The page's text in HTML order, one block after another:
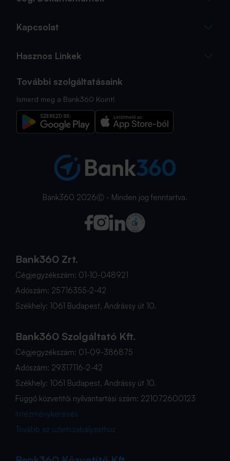
Kapcsolat
Hasznos Linkek
További szolgáltatásaink
Ismerd meg a Bank360 Koint!
Bank360 2026Ⓒ - Minden jog fenntartva.
Bank360 Zrt.
Cégjegyzékszám: 01-10-048921
Adószám: 25716355-2-42
Székhely: 1061 Budapest, Andrássy út 10.
Bank360 Szolgáltató Kft.
Cégjegyzékszám: 01-09-386875
Adószám: 29317116-2-42
Székhely: 1061 Budapest, Andrássy út 10.
Függő közvetítői nyilvántartási szám: 221072600123
Intézménykeresés
Tovább az üzletszabályzathoz